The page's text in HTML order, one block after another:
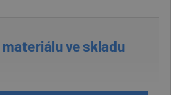
ve skladu